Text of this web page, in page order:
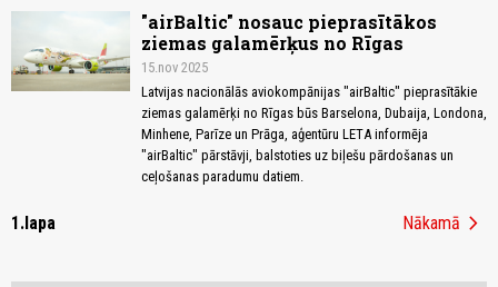
"airBaltic" nosauc pieprasītākos
ziemas galamērķus no Rīgas
15.nov 2025
Latvijas nacionālās aviokompānijas "airBaltic" pieprasītākie
ziemas galamērķi no Rīgas būs Barselona, Dubaija, Londona,
Minhene, Parīze un Prāga, aģentūru LETA informēja
"airBaltic" pārstāvji, balstoties uz biļešu pārdošanas un
ceļošanas paradumu datiem.
1.lapa Nākamā chevron_right